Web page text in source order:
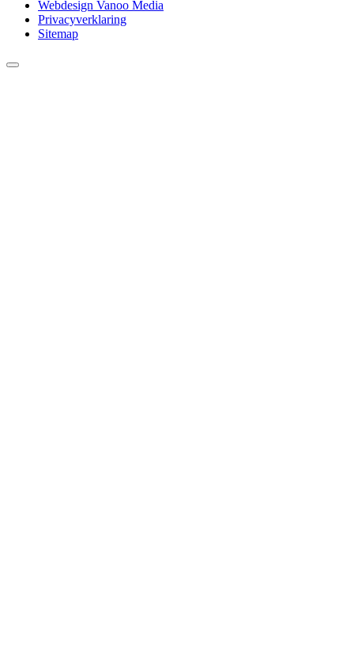
Webdesign Vanoo Media
Privacyverklaring
Sitemap